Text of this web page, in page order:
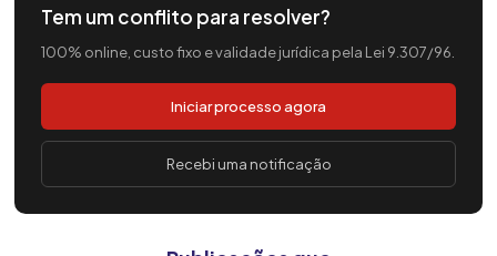
Tem um conflito para resolver?
100% online, custo fixo e validade jurídica pela Lei 9.307/96.
Iniciar processo agora
Recebi uma notificação